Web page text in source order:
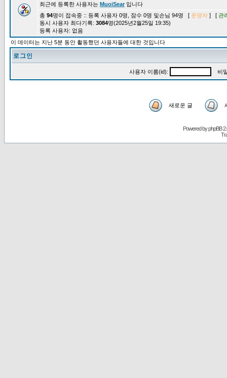
최근에 등록한 사용자는 MuoiSear입니다
총 94명이 접속중 :: 등록 사용자 0명, 잠수 0명 및손님 94명 [ 운영자 ] [ 관
동시 사용자 최다기록: 3084명(2025년2월25일 19:35)
등록 사용자: 없음
이 데이터는 지난 5분 동안 활동했던 사용자들에 대한 것입니다
로그인
사용자 이름(id): 비
새로운 글
Powered byphpBB